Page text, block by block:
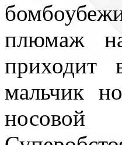
плюмаж
приходит
мальчик